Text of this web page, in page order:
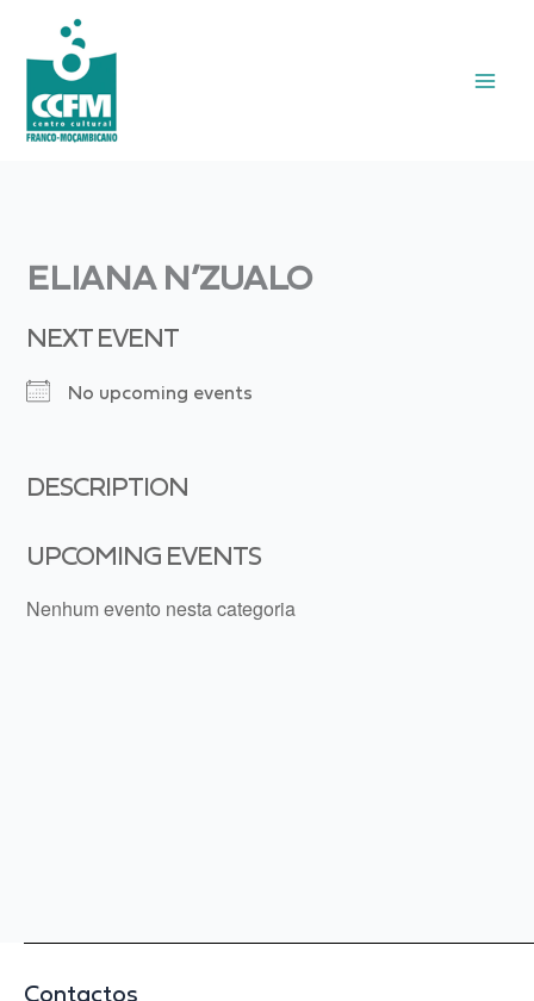
content
ELIANA N’ZUALO
NEXT EVENT
No upcoming events
DESCRIPTION
UPCOMING EVENTS
Nenhum evento nesta categoria
Contactos